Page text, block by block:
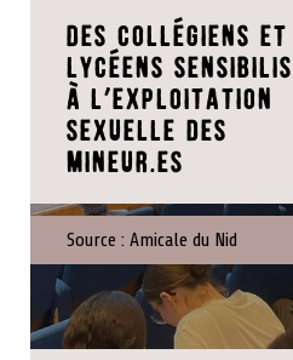
Des collégiens et
lycéens
à l’exploitation
sexuelle des
mineur.es
Source : Amicale du Nid